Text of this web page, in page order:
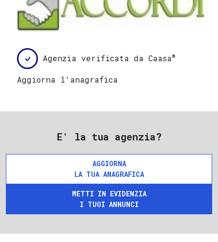
Agenzia verificata da Caasa®
Aggiorna l'anagrafica
E' la tua agenzia?
AGGIORNA
LA TUA ANAGRAFICA
METTI IN EVIDENZIA
I TUOI ANNUNCI